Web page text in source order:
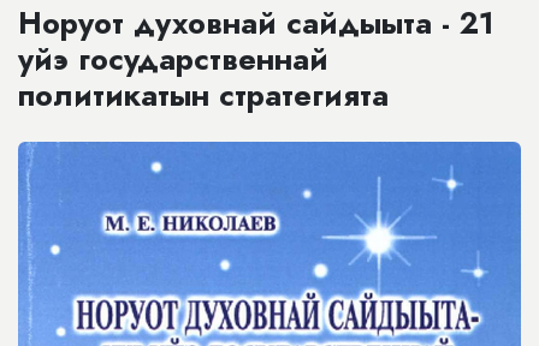
Норуот духовнай сайдыыта - 21
уйэ государственнай
политикатын стратегията